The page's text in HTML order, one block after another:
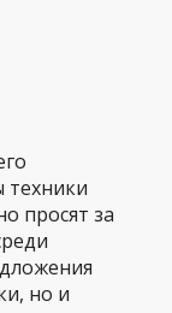
техники
просят за
но и